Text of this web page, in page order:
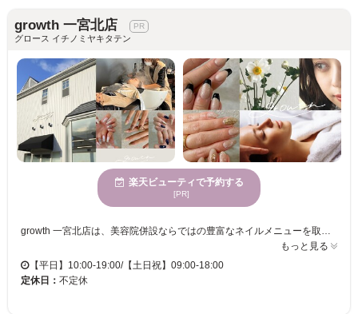
growth 一宮北店
グロース イチノミヤキタテン
楽天ビューティで予約する
[PR]
もっと見る
【平日】10:00-19:00/【土日祝】09:00-18:00
定休日： 不定休